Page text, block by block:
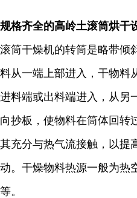
规格齐全的高岭土滚筒烘干
滚筒干燥机的转筒是略带倾
料从一端上部进入，干物料
进料端或出料端进入，从另
向抄板，使物料在筒体回转
其充分与热气流接触，以提
动。干燥物料热源一般为热
等。